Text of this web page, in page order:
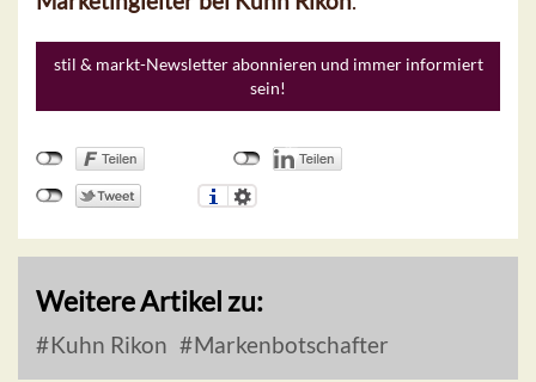
stil & markt-Newsletter abonnieren und immer informiert
sein!
Weitere Artikel zu:
Kuhn Rikon Markenbotschafter